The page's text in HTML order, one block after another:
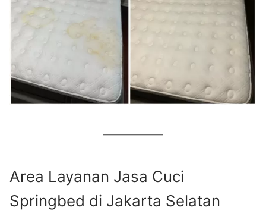
Area Layanan Jasa Cuci
Springbed di Jakarta Selatan